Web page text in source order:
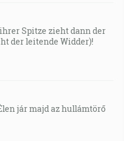
Spitze zieht dann der
der leitende Widder)!
jár majd az hullámtörő